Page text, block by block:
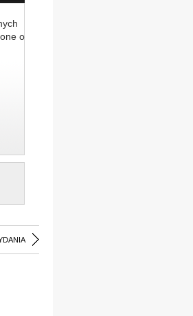
o